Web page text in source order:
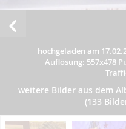
hochgeladen am
Auflösung: 557x478
weitere Bilder aus dem
(133